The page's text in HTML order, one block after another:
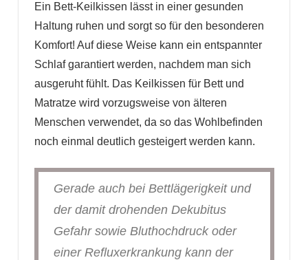
Ein Bett-Keilkissen lässt in einer gesunden
Haltung ruhen und sorgt so für den besonderen
Komfort! Auf diese Weise kann ein entspannter
Schlaf garantiert werden, nachdem man sich
ausgeruht fühlt. Das Keilkissen für Bett und
Matratze wird vorzugsweise von älteren
Menschen verwendet, da so das Wohlbefinden
noch einmal deutlich gesteigert werden kann.
Gerade auch bei Bettlägerigkeit und
der damit drohenden Dekubitus
Gefahr sowie Bluthochdruck oder
einer Refluxerkrankung kann der